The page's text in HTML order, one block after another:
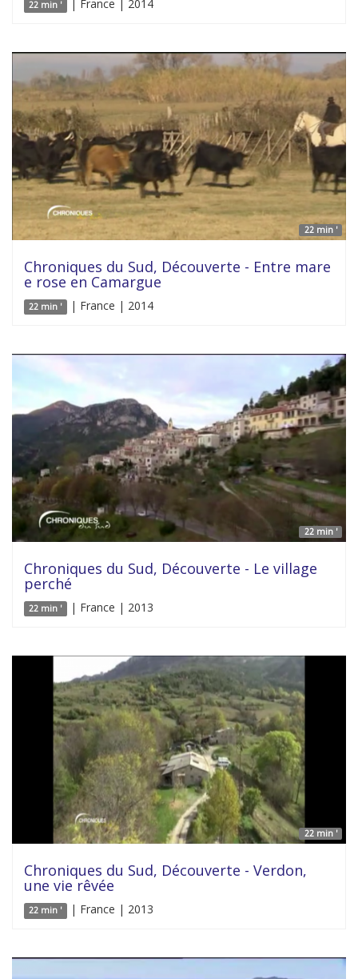
22 min ' | France | 2014
22 min '
Chroniques du Sud, Découverte - Entre mare
e rose en Camargue
22 min ' | France | 2014
22 min '
Chroniques du Sud, Découverte - Le village
perché
22 min ' | France | 2013
22 min '
Chroniques du Sud, Découverte - Verdon,
une vie rêvée
22 min ' | France | 2013